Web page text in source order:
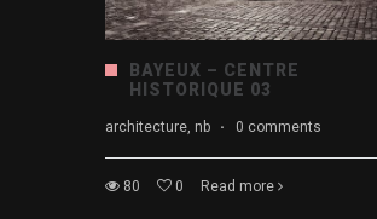
BAYEUX – CENTRE
HISTORIQUE 03
architecture, nb · 0 comments
80 0 Read more